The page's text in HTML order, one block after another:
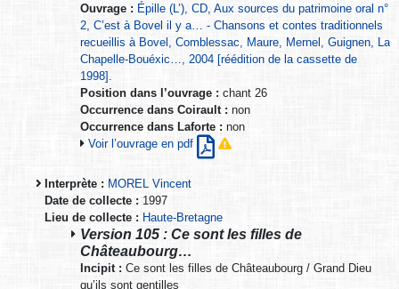
Ouvrage : Épille (L’), CD, Aux sources du patrimoine oral n°
2, C’est à Bovel il y a… - Chansons et contes traditionnels
recueillis à Bovel, Comblessac, Maure, Mernel, Guignen, La
Chapelle-Bouéxic…, 2004 [réédition de la cassette de
1998].
Position dans l’ouvrage : chant 26
Occurrence dans Coirault : non
Occurrence dans Laforte : non
Voir l’ouvrage en pdf
Interprète : MOREL Vincent
Date de collecte : 1997
Lieu de collecte : Haute-Bretagne
Version 105 : Ce sont les filles de
Châteaubourg…
Incipit : Ce sont les filles de Châteaubourg / Grand Dieu
qu’ils sont gentilles